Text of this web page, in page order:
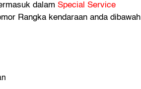
dalam Special Service
Rangka kendaraan anda dibawah